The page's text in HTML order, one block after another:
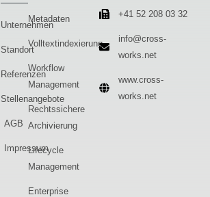
Unternehmen
Standort
Referenzen
Stellenangebote
AGB
Impressum
Metadaten
Volltextindexierung
Workflow
Management
Rechtssichere
Archivierung
Lifecycle
Management
Enterprise
+41 52 208 03 32
info@cross-
works.net
www.cross-
works.net